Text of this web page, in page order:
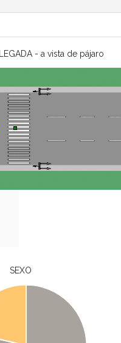
- a vista de pájaro
SEXO